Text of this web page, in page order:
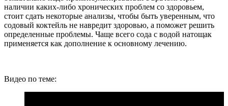
наличии каких-либо хронических проблем со здоровьем,
стоит сдать некоторые анализы, чтобы быть уверенным, что
содовый коктейль не навредит здоровью, а поможет решить
определенные проблемы. Чаще всего сода с водой натощак
применяется как дополнение к основному лечению.
Видео по теме: